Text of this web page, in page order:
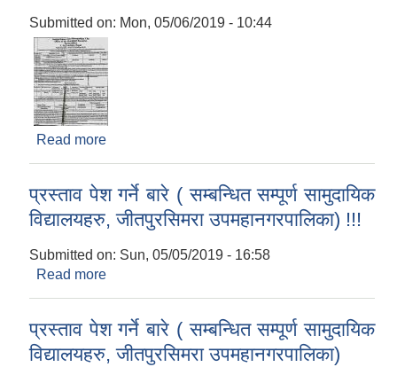
Submitted on: Mon, 05/06/2019 - 10:44
Read more
प्रस्ताव पेश गर्ने बारे ( सम्बन्धित सम्पूर्ण सामुदायिक
विद्यालयहरु, जीतपुरसिमरा उपमहानगरपालिका) !!!
Submitted on: Sun, 05/05/2019 - 16:58
Read more
प्रस्ताव पेश गर्ने बारे ( सम्बन्धित सम्पूर्ण सामुदायिक
विद्यालयहरु, जीतपुरसिमरा उपमहानगरपालिका)